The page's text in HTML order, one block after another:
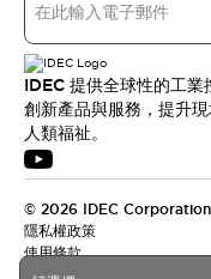
IDEC 提供全球性的工
創新產品與服務，提升
人類福祉。
© 2026 IDEC Corporation
隱私權政策
使用條款